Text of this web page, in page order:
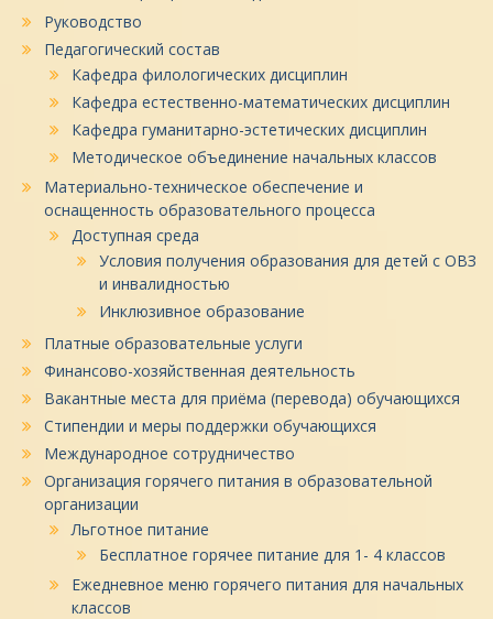
Руководство
Педагогический состав
Кафедра филологических дисциплин
Кафедра естественно-математических дисциплин
Кафедра гуманитарно-эстетических дисциплин
Методическое объединение начальных классов
Материально-техническое обеспечение и
оснащенность образовательного процесса
Доступная среда
Условия получения образования для детей с ОВЗ
и инвалидностью
Инклюзивное образование
Платные образовательные услуги
Финансово-хозяйственная деятельность
Вакантные места для приёма (перевода) обучающихся
Стипендии и меры поддержки обучающихся
Международное сотрудничество
Организация горячего питания в образовательной
организации
Льготное питание
Бесплатное горячее питание для 1- 4 классов
Ежедневное меню горячего питания для начальных
классов